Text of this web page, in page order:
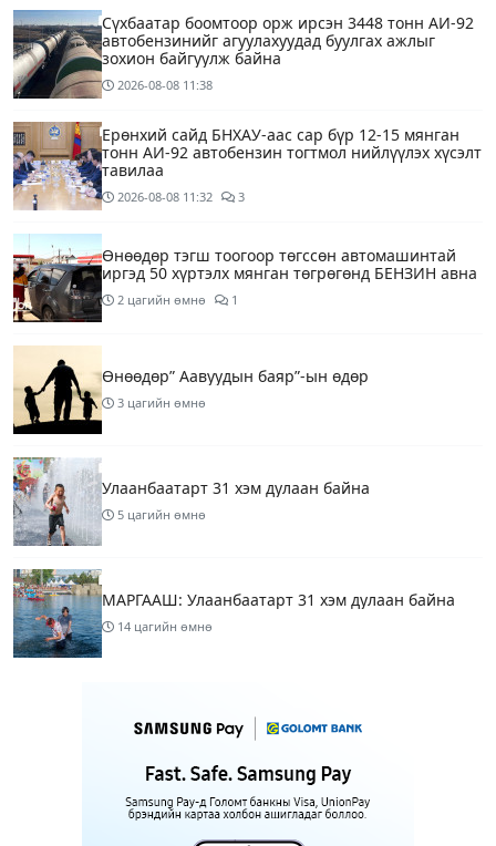
Сүхбаатар боомтоор орж ирсэн 3448 тонн АИ-92
автобензинийг агуулахуудад буулгах ажлыг
зохион байгуулж байна
2026-08-08 11:38
Ерөнхий сайд БНХАУ-аас сар бүр 12-15 мянган
тонн АИ-92 автобензин тогтмол нийлүүлэх хүсэлт
тавилаа
2026-08-08 11:32 3
Өнөөдөр тэгш тоогоор төгссөн автомашинтай
иргэд 50 хүртэлх мянган төгрөгөнд БЕНЗИН авна
2 цагийн өмнө 1
Өнөөдөр” Аавуудын баяр”-ын өдөр
3 цагийн өмнө
Улаанбаатарт 31 хэм дулаан байна
5 цагийн өмнө
МАРГААШ: Улаанбаатарт 31 хэм дулаан байна
14 цагийн өмнө
илрүүлэн шалгаж байна
Энэ сарын 9-13-ныг хүртэлх цаг агаарын